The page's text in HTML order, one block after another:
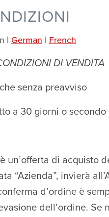
| German | French
DI VENDITA
senza preavviso
a 30 giorni o
è un’offerta di
“Azienda”, invierà
d’ordine è
dell’ordine.